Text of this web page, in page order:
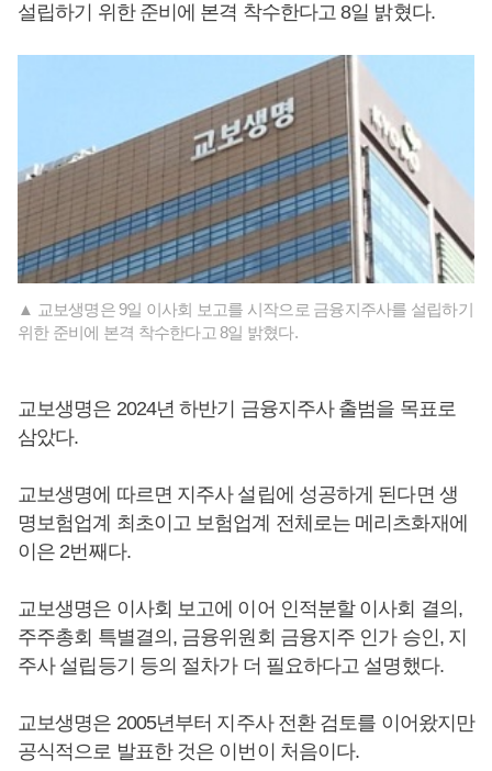
설립하기 위한 준비에 본격 착수한다고 8일 밝혔다.
▲ 교보생명은 9일 이사회 보고를 시작으로 금융지주사를 설립하기
위한 준비에 본격 착수한다고 8일 밝혔다.
교보생명은 2024년 하반기 금융지주사 출범을 목표로
삼았다.
교보생명에 따르면 지주사 설립에 성공하게 된다면 생
명보험업계 최초이고 보험업계 전체로는 메리츠화재에
이은 2번째다.
교보생명은 이사회 보고에 이어 인적분할 이사회 결의,
주주총회 특별결의, 금융위원회 금융지주 인가 승인, 지
주사 설립등기 등의 절차가 더 필요하다고 설명했다.
교보생명은 2005년부터 지주사 전환 검토를 이어왔지만
공식적으로 발표한 것은 이번이 처음이다.